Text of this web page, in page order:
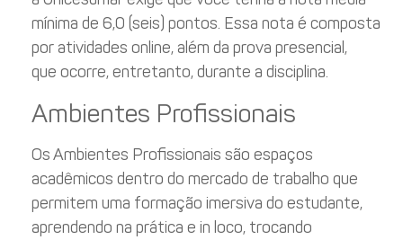
mínima de 6,0 (seis) pontos. Essa nota é composta
por atividades online, além da prova presencial,
que ocorre, entretanto, durante a disciplina.
Ambientes Profissionais
Os Ambientes Profissionais são espaços
acadêmicos dentro do mercado de trabalho que
permitem uma formação imersiva do estudante,
aprendendo na prática e in loco, trocando